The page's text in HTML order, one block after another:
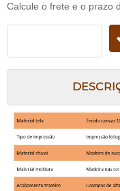
Calcule o frete e o prazo